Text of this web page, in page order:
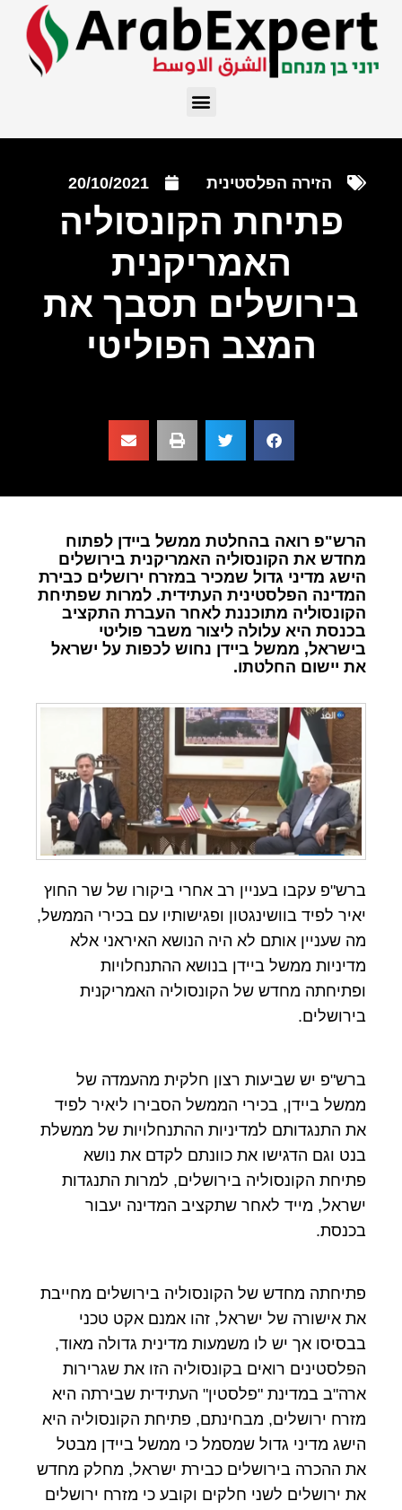
הזירה הפלסטינית 20/10/2021
פתיחת הקונסוליה
האמריקנית
בירושלים תסבך את
המצב הפוליטי
הרש"פ רואה בהחלטת ממשל ביידן לפתוח
מחדש את הקונסוליה האמריקנית בירושלים
הישג מדיני גדול שמכיר במזרח ירושלים כבירת
המדינה הפלסטינית העתידית. למרות שפתיחת
הקונסוליה מתוכננת לאחר העברת התקציב
בכנסת היא עלולה ליצור משבר פוליטי
בישראל, ממשל ביידן נחוש לכפות על ישראל
את יישום החלטתו.
ברש"פ עקבו בעניין רב אחרי ביקורו של שר החוץ
יאיר לפיד בוושינגטון ופגישותיו עם בכירי הממשל,
מה שעניין אותם לא היה הנושא האיראני אלא
מדיניות ממשל ביידן בנושא ההתנחלויות
ופתיחתה מחדש של הקונסוליה האמריקנית
בירושלים.
ברש"פ יש שביעות רצון חלקית מהעמדה של
ממשל ביידן, בכירי הממשל הסבירו ליאיר לפיד
את התנגדותם למדיניות ההתנחלויות של ממשלת
בנט וגם הדגישו את כוונתם לקדם את נושא
פתיחת הקונסוליה בירושלים, למרות התנגדות
ישראל, מייד לאחר שתקציב המדינה יעבור
בכנסת.
פתיחתה מחדש של הקונסוליה בירושלים מחייבת
את אישורה של ישראל, זהו אמנם אקט טכני
בבסיסו אך יש לו משמעות מדינית גדולה מאוד,
הפלסטינים רואים בקונסוליה הזו את שגרירות
ארה"ב במדינת "פלסטין" העתידית שבירתה היא
מזרח ירושלים, מבחינתם, פתיחת הקונסוליה היא
הישג מדיני גדול שמסמל כי ממשל ביידן מבטל
את ההכרה בירושלים כבירת ישראל, מחלק מחדש
את ירושלים לשני חלקים וקובע כי מזרח ירושלים